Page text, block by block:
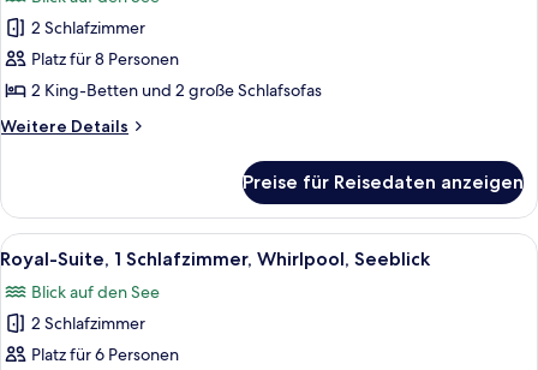
Presidential-
Suite,
2 Schlafzimmer,
Whirlpool,
Seeblick
2 Schlafzimmer
Platz für 8 Personen
2 King-Betten und 2 große Schlafsofas
Weitere Details
Weitere
Suite,
2 Schlafzimmer,
Whirlpool,
Seeblick
Preise für Reisedaten anzeigen
Alle
Fotos
für
Royal-
Suite,
Ein Pool auf dem Dach mit
16
Royal-Suite, 1 Schlafzimmer, Whirlpool, Seeblick
Blick auf den See
2 Schlafzimmer
Platz für 6 Personen